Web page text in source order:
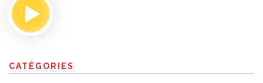
CATÉGORIES